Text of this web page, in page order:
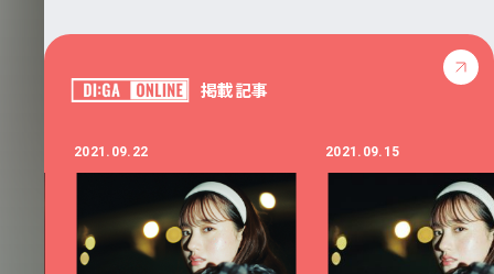
掲載記事
2021.09.22 2021.09.15